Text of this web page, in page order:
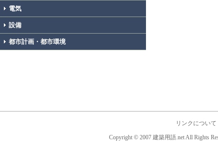
電気
設備
都市計画・都市環境
リンクについて
Copyright © 2007 建築用語.net All Rights